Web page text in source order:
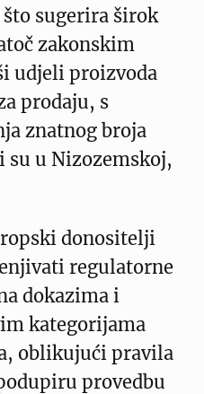
sugerira širok
zakonskim
udjeli proizvoda
prodaju, s
znatnog broja
su u Nizozemskoj,
donositelji
regulatorne
dokazima i
kategorijama
oblikujući pravila
provedbu